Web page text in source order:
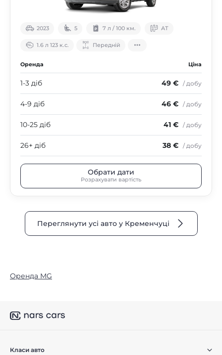
2023 5 7 л / 100 км. АТ
1.6 л 123 к.с. Передній
Оренда Ціна
1-3 діб 49 € / добу
4-9 діб 46 € / добу
10-25 діб 41 € / добу
26+ діб 38 € / добу
Обрати дати
Розрахувати вартість
Переглянути усі авто у Кременчуці
Оренда MG
Класи авто